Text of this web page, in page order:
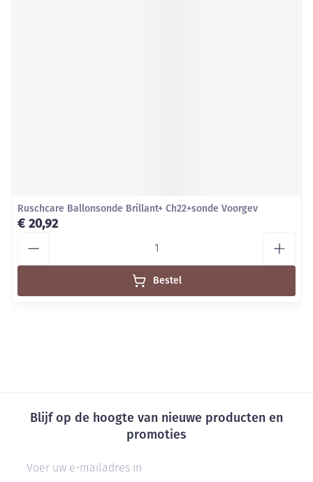
Ruschcare Ballonsonde Brillant+ Ch22+sonde Voorgev
€ 20,92
Bestel
Blijf op de hoogte van nieuwe producten en
promoties